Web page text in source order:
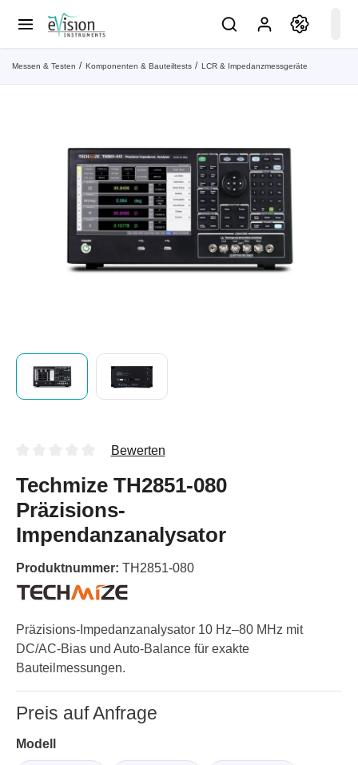
Messen & Testen Komponenten & Bauteiltests LCR & Impedanzmessgeräte
Bewerten
Techmize TH2851-080
Präzisions-
Impendanzanalysator
Produktnummer: TH2851-080
Präzisions-Impedanzanalysator 10 Hz–80 MHz mit
DC/AC-Bias und Auto-Balance für exakte
Bauteilmessungen.
Preis auf Anfrage
Modell